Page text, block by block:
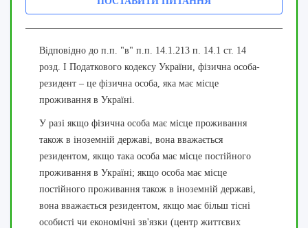
Відповідно до п.п. "в" п.п. 14.1.213 п. 14.1 ст. 14
розд. І Податкового кодексу України, фізична особа-
резидент – це фізична особа, яка має місце
проживання в Україні.
У разі якщо фізична особа має місце проживання
також в іноземній державі, вона вважається
резидентом, якщо така особа має місце постійного
проживання в Україні; якщо особа має місце
постійного проживання також в іноземній державі,
вона вважається резидентом, якщо має більш тісні
особисті чи економічні зв'язки (центр життєвих